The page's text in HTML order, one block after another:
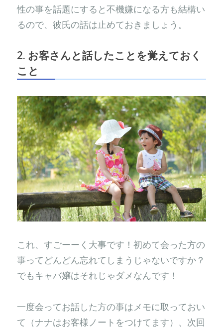
性の事を話題にすると不機嫌になる方も結構い
るので、彼氏の話は止めておきましょう。
2. お客さんと話したことを覚えておく
こと
これ、すごーーく大事です！初めて会った方の
事ってどんどん忘れてしまうじゃないですか？
でもキャバ嬢はそれじゃダメなんです！
一度会ってお話した方の事はメモに取っておい
て（ナナはお客様ノートをつけてます）、次回